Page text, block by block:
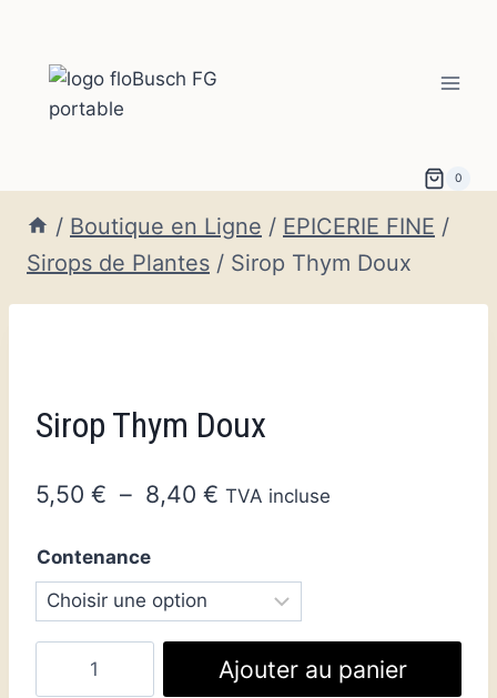
contenu
0
/ Boutique en Ligne / EPICERIE FINE /
Sirops de Plantes / Sirop Thym Doux
Sirop Thym Doux
5,50 € – 8,40 € Plage
5,50 €
à
8,40 €
TVA incluse
Contenance
Ajouter au panier